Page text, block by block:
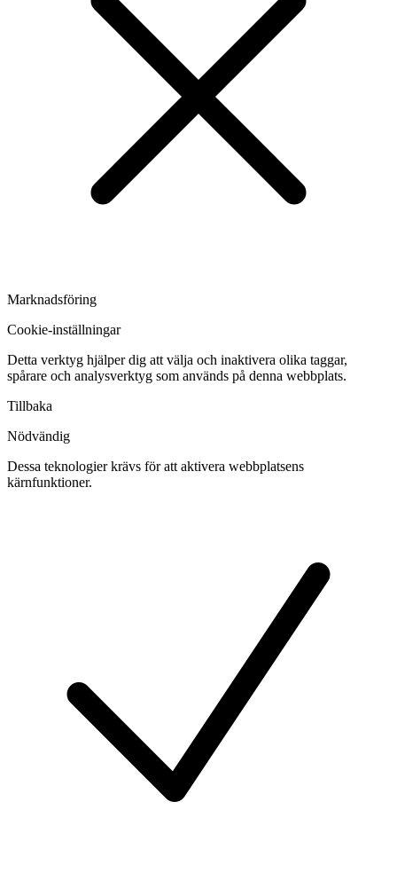
Marknadsföring
Cookie-inställningar
Detta verktyg hjälper dig att välja och inaktivera olika taggar,
spårare och analysverktyg som används på denna webbplats.
Tillbaka
Nödvändig
Dessa teknologier krävs för att aktivera webbplatsens
kärnfunktioner.